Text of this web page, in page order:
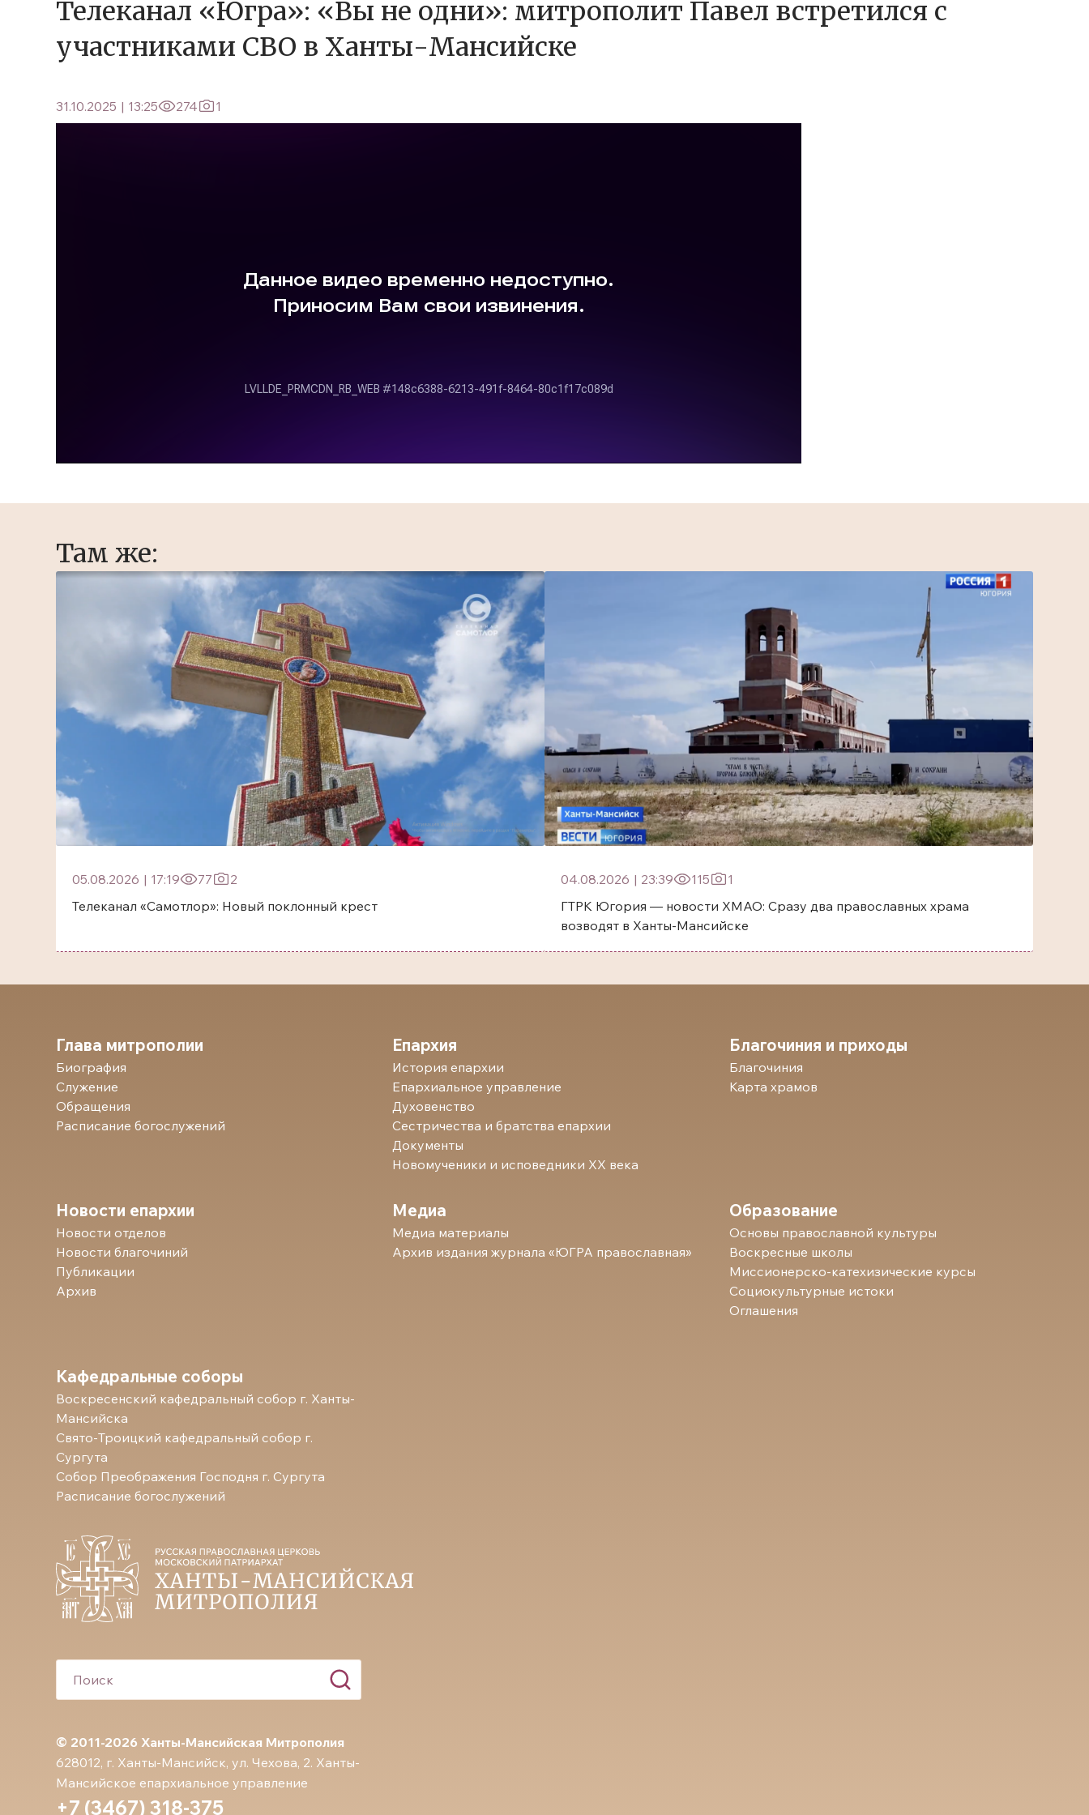
Телеканал «Югра»: «Вы не одни»: митрополит Павел встретился с
участниками СВО в Ханты-Мансийске
31.10.2025 | 13:25 274 1
Там же:
05.08.2026 | 17:19 77
2
Телеканал «Самотлор»: Новый поклонный крест
04.08.2026 | 23:39 115
1
ГТРК Югория — новости ХМАО: Сразу два православных храма
возводят в Ханты-Мансийске
© 2011-2026 Ханты-Мансийская Митрополия
628012, г. Ханты-Мансийск, ул. Чехова, 2. Ханты-
Мансийское епархиальное управление
+7 (3467) 318-375
Глава митрополии
Биография
Служение
Обращения
Расписание богослужений
Епархия
История епархии
Епархиальное управление
Духовенство
Сестричества и братства епархии
Документы
Новомученики и исповедники ХХ века
Благочиния и приходы
Благочиния
Карта храмов
Новости епархии
Новости отделов
Новости благочиний
Публикации
Архив
Медиа
Медиа материалы
Архив издания журнала «ЮГРА православная»
Образование
Основы православной культуры
Воскресные школы
Миссионерско-катехизические курсы
Социокультурные истоки
Оглашения
Кафедральные соборы
Воскресенский кафедральный собор г. Ханты-
Мансийска
Свято-Троицкий кафедральный собор г.
Сургута
Собор Преображения Господня г. Сургута
Расписание богослужений